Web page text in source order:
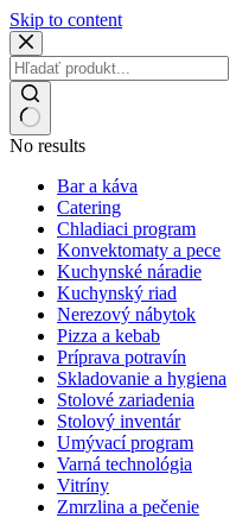
Skip to content
No results
Bar a káva
Catering
Chladiaci program
Konvektomaty a pece
Kuchynské náradie
Kuchynský riad
Nerezový nábytok
Pizza a kebab
Príprava potravín
Skladovanie a hygiena
Stolové zariadenia
Stolový inventár
Umývací program
Varná technológia
Vitríny
Zmrzlina a pečenie